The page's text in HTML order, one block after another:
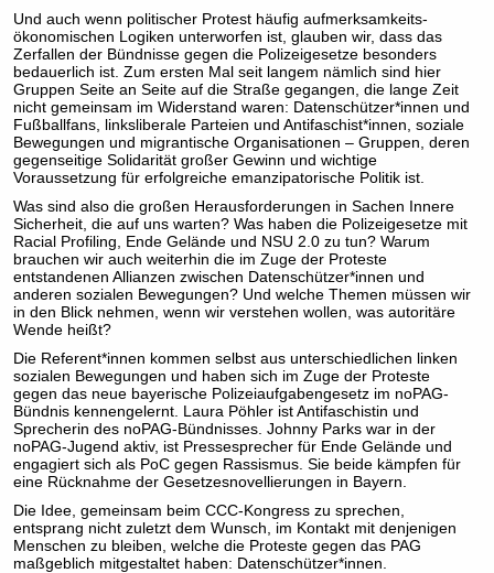
Und auch wenn politischer Protest häufig aufmerksamkeits-
ökonomischen Logiken unterworfen ist, glauben wir, dass das
Zerfallen der Bündnisse gegen die Polizeigesetze besonders
bedauerlich ist. Zum ersten Mal seit langem nämlich sind hier
Gruppen Seite an Seite auf die Straße gegangen, die lange Zeit
nicht gemeinsam im Widerstand waren: Datenschützer*innen und
Fußballfans, linksliberale Parteien und Antifaschist*innen, soziale
Bewegungen und migrantische Organisationen – Gruppen, deren
gegenseitige Solidarität großer Gewinn und wichtige
Voraussetzung für erfolgreiche emanzipatorische Politik ist.
Was sind also die großen Herausforderungen in Sachen Innere
Sicherheit, die auf uns warten? Was haben die Polizeigesetze mit
Racial Profiling, Ende Gelände und NSU 2.0 zu tun? Warum
brauchen wir auch weiterhin die im Zuge der Proteste
entstandenen Allianzen zwischen Datenschützer*innen und
anderen sozialen Bewegungen? Und welche Themen müssen wir
in den Blick nehmen, wenn wir verstehen wollen, was autoritäre
Wende heißt?
Die Referent*innen kommen selbst aus unterschiedlichen linken
sozialen Bewegungen und haben sich im Zuge der Proteste
gegen das neue bayerische Polizeiaufgabengesetz im noPAG-
Bündnis kennengelernt. Laura Pöhler ist Antifaschistin und
Sprecherin des noPAG-Bündnisses. Johnny Parks war in der
noPAG-Jugend aktiv, ist Pressesprecher für Ende Gelände und
engagiert sich als PoC gegen Rassismus. Sie beide kämpfen für
eine Rücknahme der Gesetzesnovellierungen in Bayern.
Die Idee, gemeinsam beim CCC-Kongress zu sprechen,
entsprang nicht zuletzt dem Wunsch, im Kontakt mit denjenigen
Menschen zu bleiben, welche die Proteste gegen das PAG
maßgeblich mitgestaltet haben: Datenschützer*innen.